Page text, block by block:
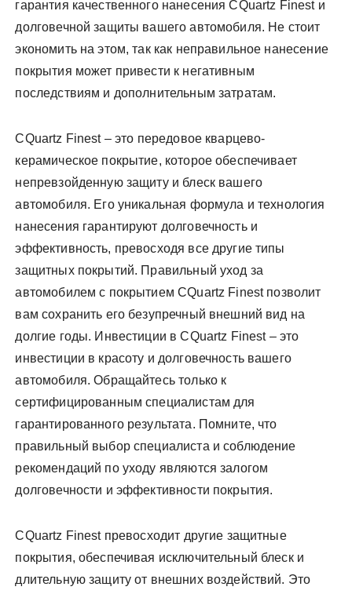
гарантия качественного нанесения CQuartz Finest и
долговечной защиты вашего автомобиля. Не стоит
экономить на этом, так как неправильное нанесение
покрытия может привести к негативным
последствиям и дополнительным затратам.
CQuartz Finest – это передовое кварцево-
керамическое покрытие, которое обеспечивает
непревзойденную защиту и блеск вашего
автомобиля. Его уникальная формула и технология
нанесения гарантируют долговечность и
эффективность, превосходя все другие типы
защитных покрытий. Правильный уход за
автомобилем с покрытием CQuartz Finest позволит
вам сохранить его безупречный внешний вид на
долгие годы. Инвестиции в CQuartz Finest – это
инвестиции в красоту и долговечность вашего
автомобиля. Обращайтесь только к
сертифицированным специалистам для
гарантированного результата. Помните, что
правильный выбор специалиста и соблюдение
рекомендаций по уходу являются залогом
долговечности и эффективности покрытия.
CQuartz Finest превосходит другие защитные
покрытия, обеспечивая исключительный блеск и
длительную защиту от внешних воздействий. Это